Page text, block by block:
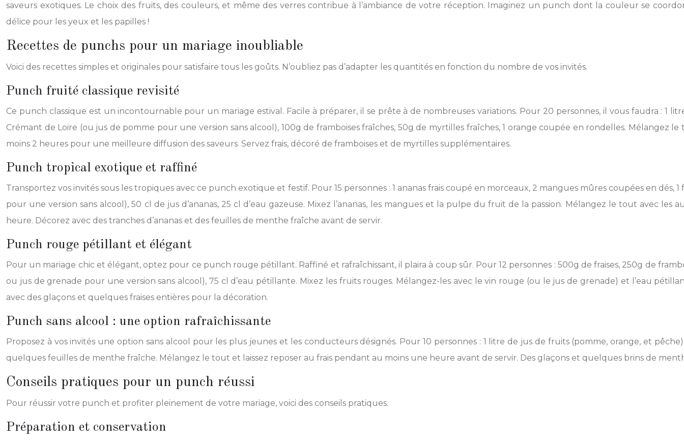
saveurs exotiques. Le choix des fruits, des couleurs, et même des verres contribue à l’ambiance de votre réception. Imaginez un punch dont la couleur se
délice pour les yeux et les papilles !
Recettes de punchs pour un mariage inoubliable
Voici des recettes simples et originales pour satisfaire tous les goûts. N’oubliez pas d’adapter les quantités en fonction du nombre de vos invités.
Punch fruité classique revisité
Ce punch classique est un incontournable pour un mariage estival. Facile à préparer, il se prête à de nombreuses variations. Pour 20 personnes, il vous faudra : 1
Crémant de Loire (ou jus de pomme pour une version sans alcool), 100g de framboises fraîches, 50g de myrtilles fraîches, 1 orange coupée en rondelles. Mélangez
moins 2 heures pour une meilleure diffusion des saveurs. Servez frais, décoré de framboises et de myrtilles supplémentaires.
Punch tropical exotique et raffiné
Transportez vos invités sous les tropiques avec ce punch exotique et festif. Pour 15 personnes : 1 ananas frais coupé en morceaux, 2 mangues mûres coupées en dés,
pour une version sans alcool), 50 cl de jus d’ananas, 25 cl d’eau gazeuse. Mixez l’ananas, les mangues et la pulpe du fruit de la passion. Mélangez le tout avec les
heure. Décorez avec des tranches d’ananas et des feuilles de menthe fraîche avant de servir.
Punch rouge pétillant et élégant
Pour un mariage chic et élégant, optez pour ce punch rouge pétillant. Raffiné et rafraîchissant, il plaira à coup sûr. Pour 12 personnes : 500g de fraises, 250g de
ou jus de grenade pour une version sans alcool), 75 cl d’eau pétillante. Mixez les fruits rouges. Mélangez-les avec le vin rouge (ou le jus de grenade) et l’eau
avec des glaçons et quelques fraises entières pour la décoration.
Punch sans alcool : une option rafraîchissante
Proposez à vos invités une option sans alcool pour les plus jeunes et les conducteurs désignés. Pour 10 personnes : 1 litre de jus de fruits (pomme, orange, et
quelques feuilles de menthe fraîche. Mélangez le tout et laissez reposer au frais pendant au moins une heure avant de servir. Des glaçons et quelques brins de
Conseils pratiques pour un punch réussi
Pour réussir votre punch et profiter pleinement de votre mariage, voici des conseils pratiques.
Préparation et conservation